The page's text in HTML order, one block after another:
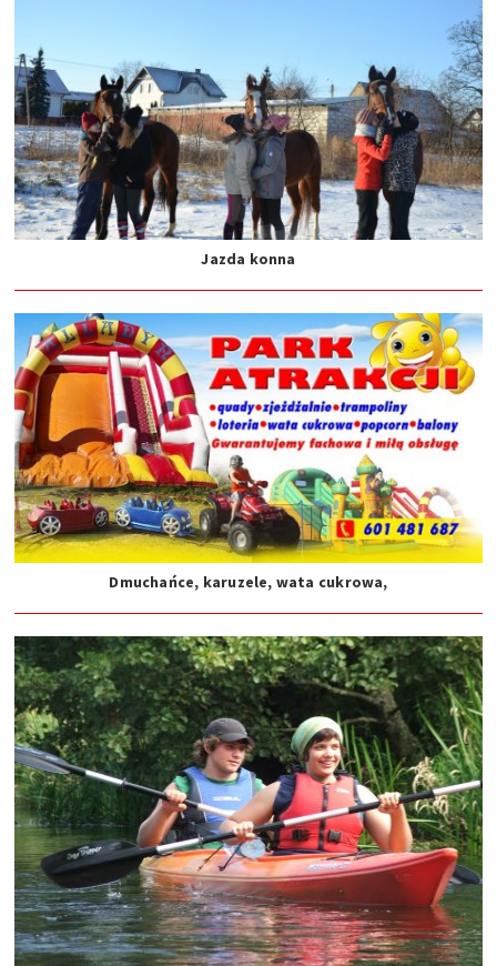
Jazda konna
Dmuchańce, karuzele, wata cukrowa,